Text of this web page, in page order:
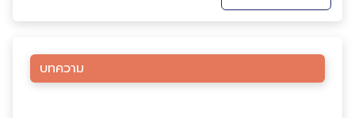
ถูกต้องและทันสมัย ซึ่งข้อมูลขนาดใหญ่และเทคโนโลยี
ประกอบการเข้าใจพฤติกรรมนักท่องเที่ยว แนวโน้มการเดิน
ทาง และความต้องการของตลาดได้อย่างลึกซึ้ง อีกทั้งนำไป
ใช้ให้เกิดประโยชน์ เพิ่มความแม่นยำในการวางแผน และยก
สุขภาพแห่งชาติในการรองรับการบริหารจัดการบริการปฐม
นโยบายด้านบริการสุขภาพในอนาคต” นายแพทย์สินชัย
กล่าวเพิ่มเติม ทั้งนี้ ความร่วมมือในการเชื่อมโยงข้อมูล
สาธารณรัฐแทนซาเนีย นำโดย Mr. Nkundwe Moses
Mwasaga Director General of Information and
พร้อมด้วย Mr. Florean Rwehumbiza Laurean กงสุล
กิตติมศักดิ์สหสาธารณรัฐแทนซาเนียประจำประเทศไทย ใน
บทความ